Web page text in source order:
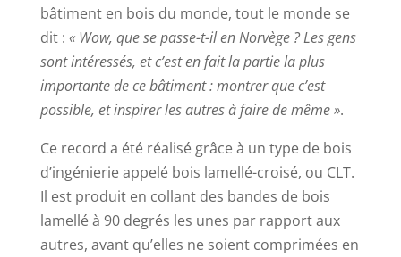
bâtiment en bois du monde, tout le monde se
dit : « Wow, que se passe-t-il en Norvège ? Les gens
sont intéressés, et c’est en fait la partie la plus
importante de ce bâtiment : montrer que c’est
possible, et inspirer les autres à faire de même ».
Ce record a été réalisé grâce à un type de bois
d’ingénierie appelé bois lamellé-croisé, ou CLT.
Il est produit en collant des bandes de bois
lamellé à 90 degrés les unes par rapport aux
autres, avant qu’elles ne soient comprimées en